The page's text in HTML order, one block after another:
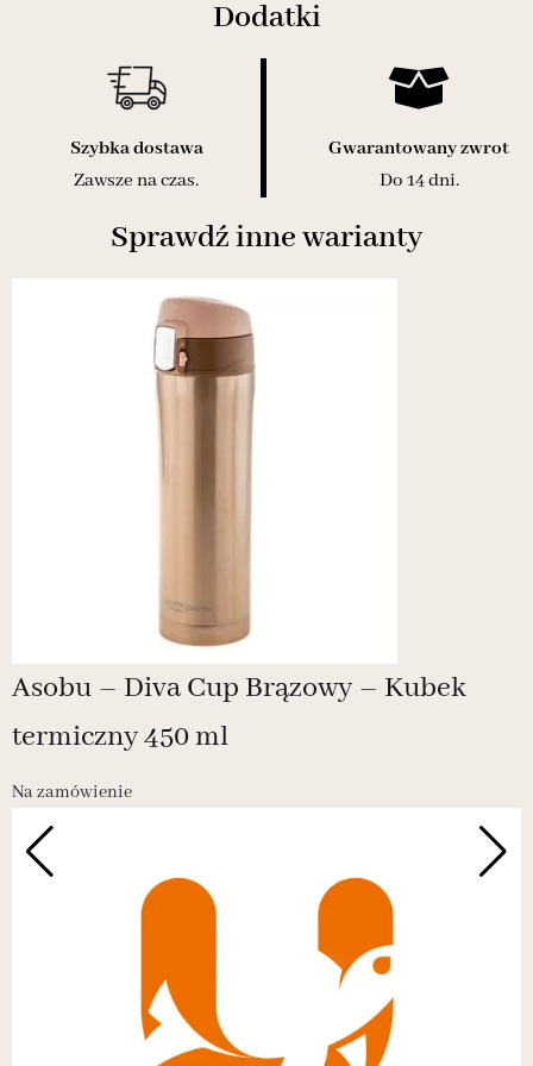
Dodatki
Szybka dostawa
Zawsze na czas.
Gwarantowany zwrot
Do 14 dni.
Sprawdź inne warianty
Asobu – Diva Cup Brązowy – Kubek
termiczny 450 ml
Na zamówienie